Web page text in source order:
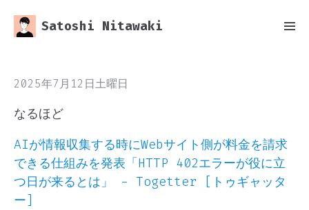
Satoshi Nitawaki
2025年7月12日土曜日
なるほど
AIが情報収集する時にWebサイト側が料金を請求
できる仕組みを発表「HTTP 402エラーが役に立
つ日が来るとは」 - Togetter [トゥギャッタ
ー]